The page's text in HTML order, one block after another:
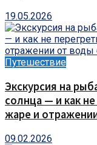
19.05.2026
Путешествие
Экскурсия на
солнца — и как
жаре и
09.02.2026